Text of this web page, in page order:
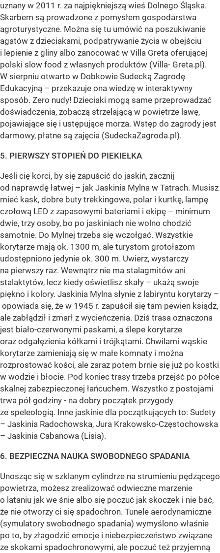
uznany w 2011 r. za najpiękniejszą wieś Dolnego Śląska.
Skarbem są prowadzone z pomysłem gospodarstwa
agroturystyczne. Można się tu umówić na poszukiwanie
agatów z dzieciakami, podpatrywanie życia w obejściu
i lepienie z gliny albo zanocować w Villa Greta oferującej
polski slow food z własnych produktów (Villa- Greta.pl).
W sierpniu otwarto w Dobkowie Sudecką Zagrodę
Edukacyjną – przekazuje ona wiedzę w interaktywny
sposób. Zero nudy! Dzieciaki mogą same przeprowadzać
doświadczenia, zobaczą strzelającą w powietrze lawę,
pojawiające się i ustępujące morza. Wstęp do zagrody jest
darmowy, płatne są zajęcia (SudeckaZagroda.pl).
5. PIERWSZY STOPIEŃ DO PIEKIEŁKA
Jeśli cię korci, by się zapuścić do jaskiń, zacznij
od naprawdę łatwej – jak Jaskinia Mylna w Tatrach. Musisz
mieć kask, dobre buty trekkingowe, polar i kurtkę, lampę
czołową LED z zapasowymi bateriami i ekipę – minimum
dwie, trzy osoby, bo po jaskiniach nie wolno chodzić
samotnie. Do Mylnej trzeba się wczołgać. Wszystkie
korytarze mają ok. 1300 m, ale turystom grotołazom
udostępniono jedynie ok. 300 m. Uwierz, wystarczy
na pierwszy raz. Wewnątrz nie ma stalagmitów ani
stalaktytów, lecz kiedy oświetlisz skały – ukażą swoje
piękno i kolory. Jaskinia Mylna słynie z labiryntu korytarzy –
opowiada się, że w 1945 r. zapuścił się tam pewien ksiądz,
ale zabłądził i zmarł z wycieńczenia. Dziś trasa oznaczona
jest biało-czerwonymi paskami, a ślepe korytarze
oraz odgałęzienia kółkami i trójkątami. Chwilami wąskie
korytarze zamieniają się w małe komnaty i można
rozprostować kości, ale zaraz potem brnie się już po kostki
w wodzie i błocie. Pod koniec trasy trzeba przejść po półce
skalnej zabezpieczonej łańcuchem. Wszystko z postojami
trwa pół godziny - na dobry początek przygody
ze speleologią. Inne jaskinie dla początkujących to: Sudety
– Jaskinia Radochowska, Jura Krakowsko-Częstochowska
– Jaskinia Cabanowa (Lisia).
6. BEZPIECZNA NAUKA SWOBODNEGO SPADANIA
Unosząc się w szklanym cylindrze na strumieniu pędzącego
powietrza, możesz zrealizować odwieczne marzenie
o lataniu jak we śnie albo się poczuć jak skoczek i nie bać,
że nie otworzy ci się spadochron. Tunele aerodynamiczne
(symulatory swobodnego spadania) wymyślono właśnie
po to, by złagodzić emocje i niebezpieczeństwo związane
ze skokami spadochronowymi, ale poczuć też przyjemną